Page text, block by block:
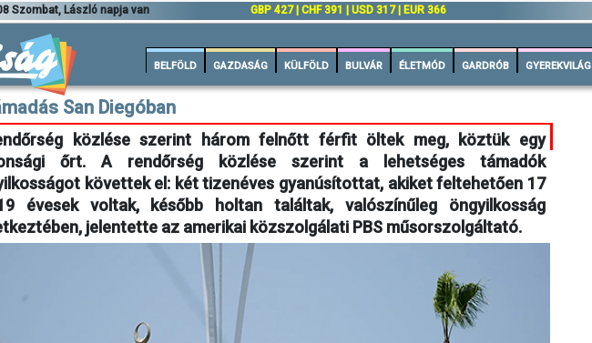
Szombat, László napja van GBP 427 | CHF 391 | USD 317 | EUR 366
BELFÖLD GAZDASÁG KÜLFÖLD BULVÁR ÉLETMÓD GARDRÓB GYEREKVILÁG
San Diegóban
közlése szerint három felnőtt férfit öltek meg, köztük egy
őrt. A rendőrség közlése szerint a lehetséges támadók
követtek el: két tizenéves gyanúsítottat, akiket feltehetően 17
évesek voltak, később holtan találtak, valószínűleg öngyilkosság
jelentette az amerikai közszolgálati PBS műsorszolgáltató.